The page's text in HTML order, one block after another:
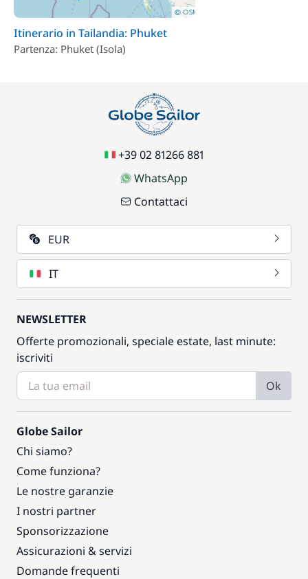
Itinerario in Tailandia: Phuket
Partenza: Phuket (Isola)
+39 02 81266 881
WhatsApp
Contattaci
EUR
IT
NEWSLETTER
Offerte promozionali, speciale estate, last minute:
iscriviti
Ok
Globe Sailor
Chi siamo?
Come funziona?
Le nostre garanzie
I nostri partner
Sponsorizzazione
Assicurazioni & servizi
Domande frequenti